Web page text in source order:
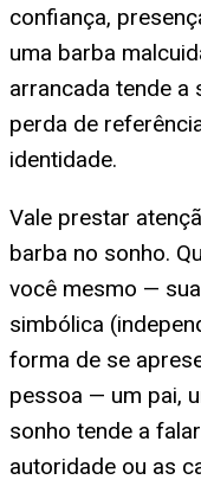
confiança,
uma barba
arrancada tende a
perda de
identidade.
Vale prestar
barba no sonho.
você mesmo —
simbólica
forma de se
pessoa — um pai,
sonho tende a
autoridade ou as